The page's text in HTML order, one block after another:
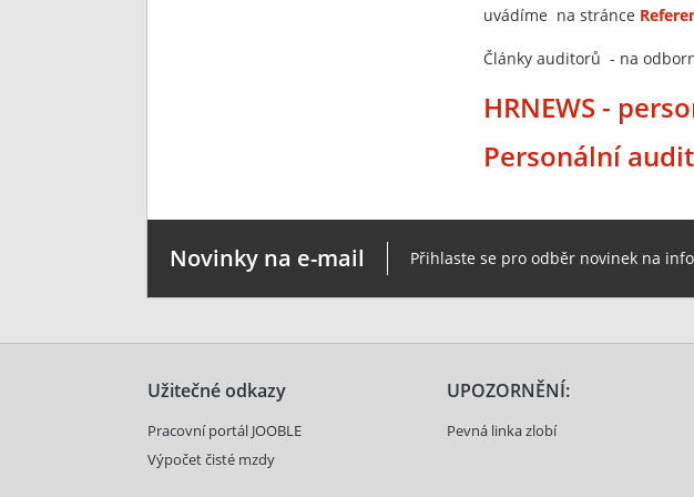
uvádíme na stránce
Články auditorů - na
HRNEWS -
Personální audit
Novinky na e-mail Přihlaste se pro odběr novinek na
Užitečné odkazy
Pracovní portál JOOBLE
Výpočet čisté mzdy
UPOZORNĚNÍ:
Pevná linka zlobí